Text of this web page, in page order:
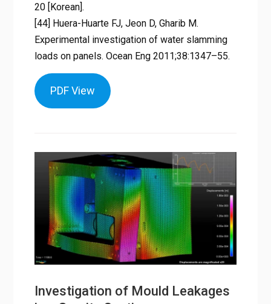
20 [Korean].
[44] Huera-Huarte FJ, Jeon D, Gharib M.
Experimental investigation of water slamming
loads on panels. Ocean Eng 2011;38:1347–55.
PDF View
Investigation of Mould Leakages